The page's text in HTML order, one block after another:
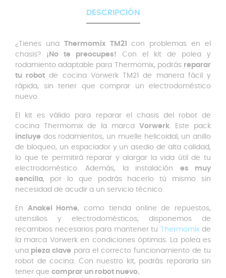
DESCRIPCIÓN
¿Tienes una Thermomix TM21
con problemas en el
chasis? ¡No te preocupes! Con el kit de polea y
rodamiento adaptable para Thermomix, podrás reparar
tu robot de cocina Vorwerk TM21 de manera fácil y
rápida, sin tener que comprar un electrodoméstico
nuevo.
El kit es válido para reparar el chasis del robot de
cocina Thermomix de la marca
Vorwerk. Este pack
incluye dos rodamientos, un muelle helicoidal, un anillo
de bloqueo, un espaciador y un asedio de alta calidad,
lo que te permitirá reparar y alargar la vida útil de tu
electrodoméstico. Además, la instalación es muy
sencilla, por lo que podrás hacerlo tú mismo sin
necesidad de acudir a un servicio técnico.
En Anakel Home, como tienda online de repuestos,
utensilios y electrodomésticos, disponemos de
recambios necesarios para mantener tu
Thermomix de
la marca Vorwerk en condiciones óptimas. La polea es
una pieza clave para el correcto funcionamiento de tu
robot de cocina. Con nuestro kit, podrás repararla sin
tener que comprar un robot nuevo.